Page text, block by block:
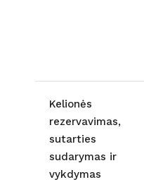
Kelionės
rezervavimas,
sutarties
sudarymas ir
vykdymas